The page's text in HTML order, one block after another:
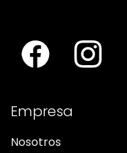
Empresa
Nosotros